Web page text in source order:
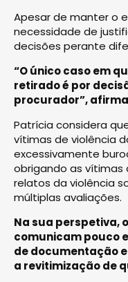
Apesar de manter o
necessidade de
decisões perante
“O único caso em
retirado é por
procurador”,
Patrícia considera
vítimas de violência
excessivamente
obrigando as vítimas
relatos da violência
múltiplas avaliações.
Na sua perspetiva,
comunicam pouco
de documentação
a revitimização de